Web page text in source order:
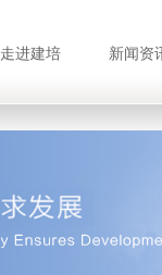
走进建培 新闻资